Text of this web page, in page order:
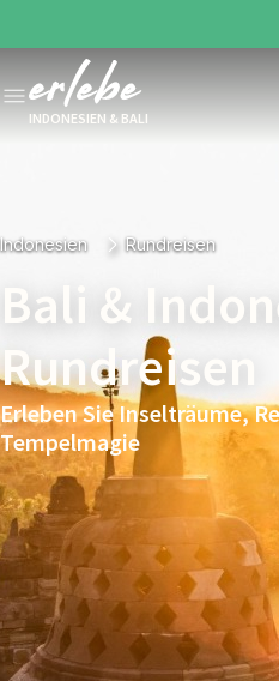
INDONESIEN & BALI
Indonesien Rundreisen
Bali &
Rundreisen
Erleben Sie Inselträume,
Tempelmagie